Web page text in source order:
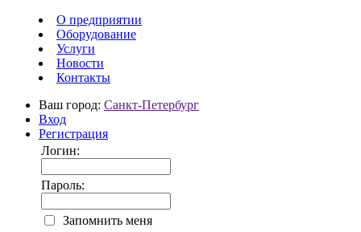
О предприятии
Оборудование
Услуги
Новости
Контакты
Ваш город: Санкт-Петербург
Вход
Регистрация
Логин:
Пароль:
Запомнить меня